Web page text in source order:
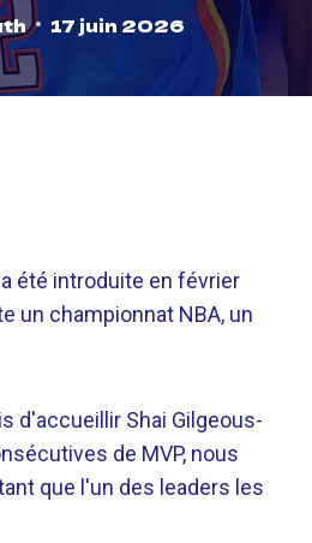
17 juin 2026
été introduite en février
un championnat NBA, un
d'accueillir Shai Gilgeous-
de MVP, nous
que l'un des leaders les